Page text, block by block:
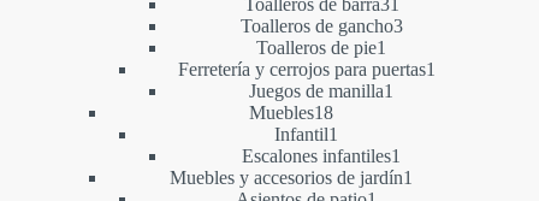
Toalleros de barra31
productos
Toalleros de gancho33
Toalleros de pie1
producto
Ferretería y cerrojos para puertas1
Juegos de manilla1
Muebles1818
productos
Infantil1
producto
Escalones infantiles1
producto
Muebles y accesorios de jardín1